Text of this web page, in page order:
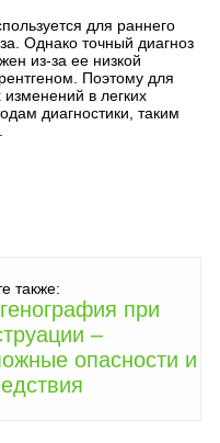
для раннего
Однако точный диагноз
из-за ее низкой
Поэтому для
в легких
диагностики, таким
также:
при
–
опасности и